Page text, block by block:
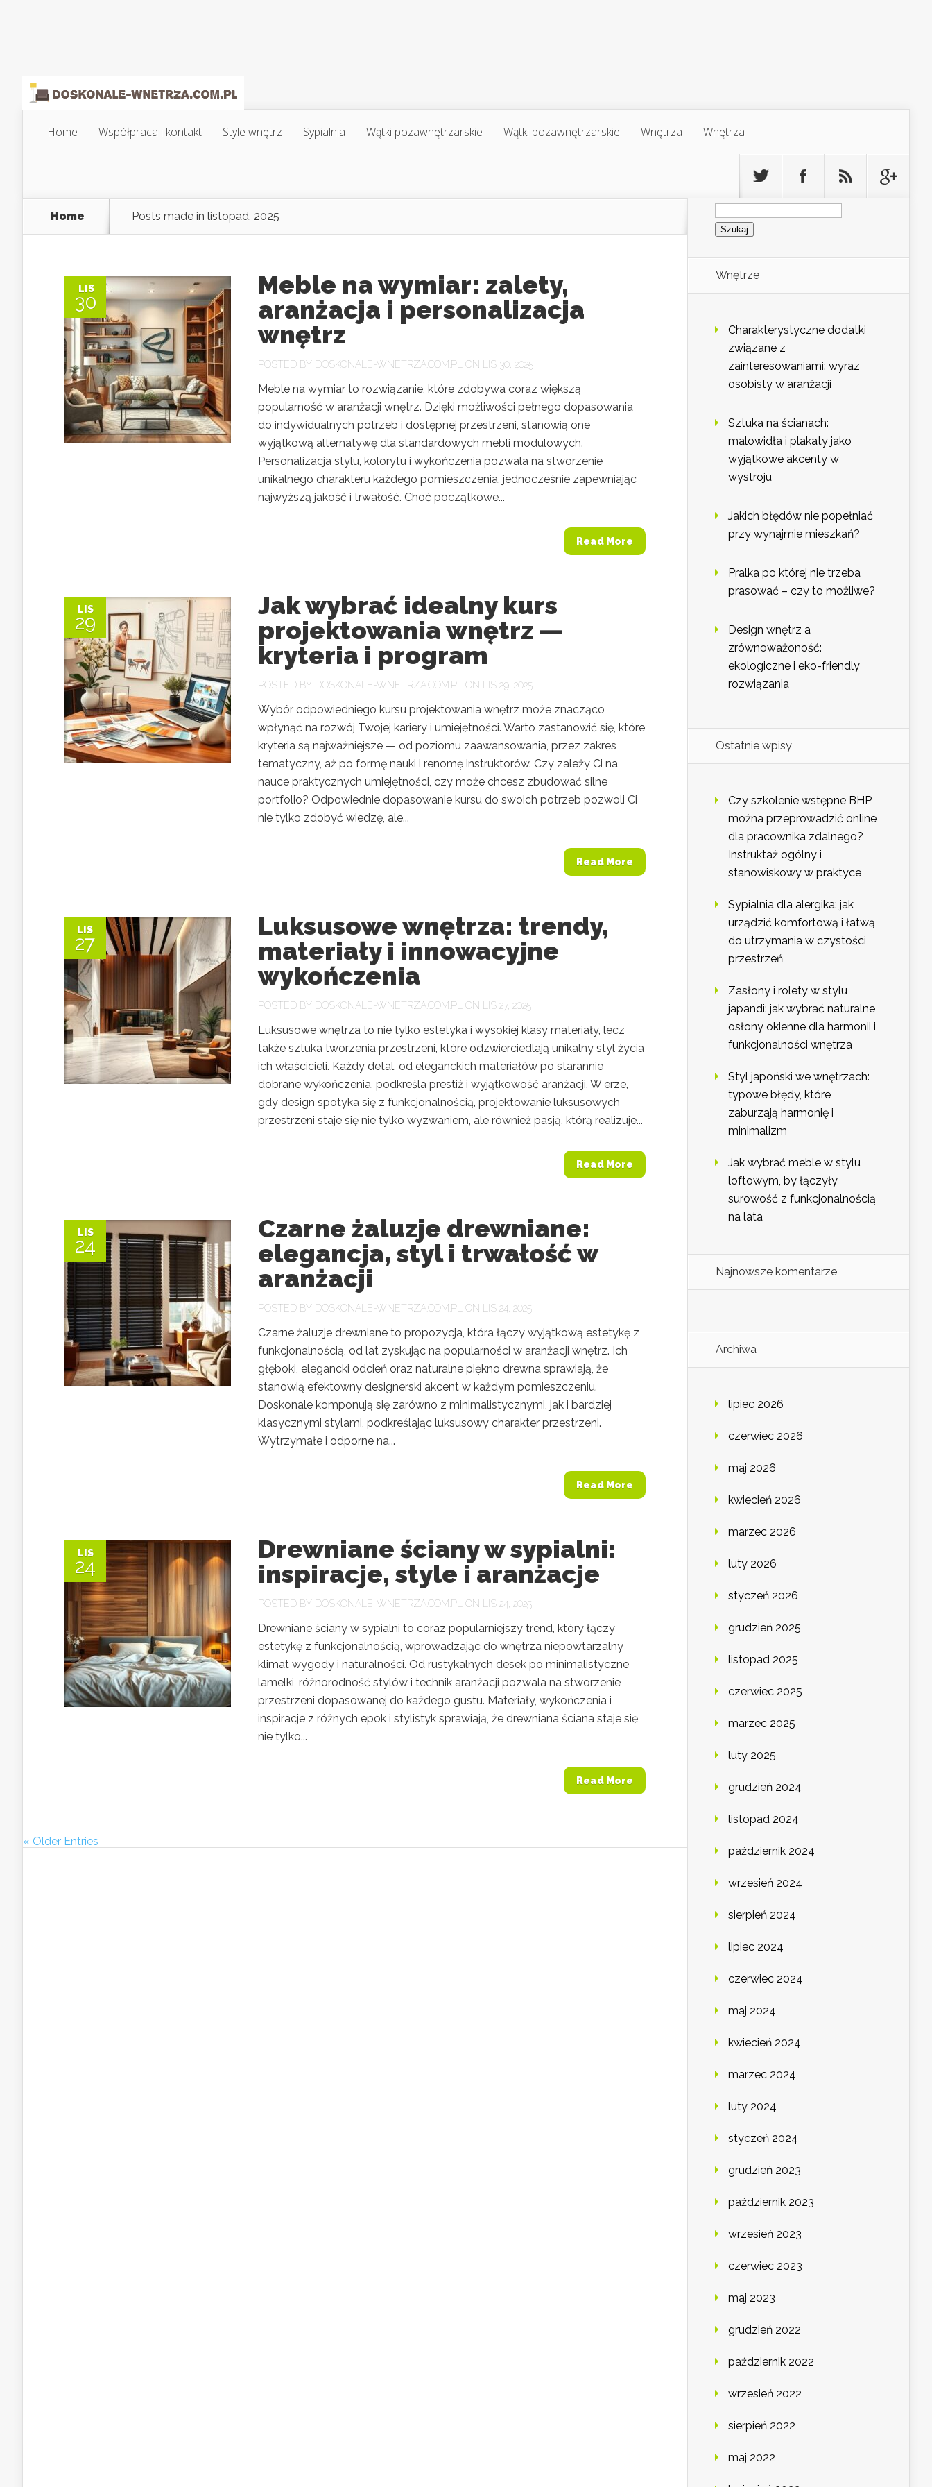
Home Współpraca i kontakt Style wnętrz Sypialnia Wątki pozawnętrzarskie Wątki pozawnętrzarskie Wnętrza Wnętrza
Home Posts made in listopad, 2025
LIS
30
Meble na wymiar: zalety,
aranżacja i personalizacja
wnętrz
POSTED BY DOSKONALE-WNETRZA.COM.PL ON LIS 30, 2025
Meble na wymiar to rozwiązanie, które zdobywa coraz większą
popularność w aranżacji wnętrz. Dzięki możliwości pełnego dopasowania
do indywidualnych potrzeb i dostępnej przestrzeni, stanowią one
wyjątkową alternatywę dla standardowych mebli modulowych.
Personalizacja stylu, kolorytu i wykończenia pozwala na stworzenie
unikalnego charakteru każdego pomieszczenia, jednocześnie zapewniając
najwyższą jakość i trwałość. Choć początkowe...
Read More
LIS
29
Jak wybrać idealny kurs
projektowania wnętrz —
kryteria i program
POSTED BY DOSKONALE-WNETRZA.COM.PL ON LIS 29, 2025
Wybór odpowiedniego kursu projektowania wnętrz może znacząco
wpłynąć na rozwój Twojej kariery i umiejętności. Warto zastanowić się, które
kryteria są najważniejsze — od poziomu zaawansowania, przez zakres
tematyczny, aż po formę nauki i renomę instruktorów. Czy zależy Ci na
nauce praktycznych umiejętności, czy może chcesz zbudować silne
portfolio? Odpowiednie dopasowanie kursu do swoich potrzeb pozwoli Ci
nie tylko zdobyć wiedzę, ale...
Read More
LIS
27
Luksusowe wnętrza: trendy,
materiały i innowacyjne
wykończenia
POSTED BY DOSKONALE-WNETRZA.COM.PL ON LIS 27, 2025
Luksusowe wnętrza to nie tylko estetyka i wysokiej klasy materiały, lecz
także sztuka tworzenia przestrzeni, które odzwierciedlają unikalny styl życia
ich właścicieli. Każdy detal, od eleganckich materiałów po starannie
dobrane wykończenia, podkreśla prestiż i wyjątkowość aranżacji. W erze,
gdy design spotyka się z funkcjonalnością, projektowanie luksusowych
przestrzeni staje się nie tylko wyzwaniem, ale również pasją, którą realizuje...
Read More
LIS
24
Czarne żaluzje drewniane:
elegancja, styl i trwałość w
aranżacji
POSTED BY DOSKONALE-WNETRZA.COM.PL ON LIS 24, 2025
Czarne żaluzje drewniane to propozycja, która łączy wyjątkową estetykę z
funkcjonalnością, od lat zyskując na popularności w aranżacji wnętrz. Ich
głęboki, elegancki odcień oraz naturalne piękno drewna sprawiają, że
stanowią efektowny designerski akcent w każdym pomieszczeniu.
Doskonale komponują się zarówno z minimalistycznymi, jak i bardziej
klasycznymi stylami, podkreślając luksusowy charakter przestrzeni.
Wytrzymałe i odporne na...
Read More
LIS
24
Drewniane ściany w sypialni:
inspiracje, style i aranżacje
POSTED BY DOSKONALE-WNETRZA.COM.PL ON LIS 24, 2025
Drewniane ściany w sypialni to coraz popularniejszy trend, który łączy
estetykę z funkcjonalnością, wprowadzając do wnętrza niepowtarzalny
klimat wygody i naturalności. Od rustykalnych desek po minimalistyczne
lamelki, różnorodność stylów i technik aranżacji pozwala na stworzenie
przestrzeni dopasowanej do każdego gustu. Materiały, wykończenia i
inspiracje z różnych epok i stylistyk sprawiają, że drewniana ściana staje się
nie tylko...
Read More
« Older Entries
Szukaj:
Wnętrze
Charakterystyczne dodatki
związane z
zainteresowaniami: wyraz
osobisty w aranżacji
Sztuka na ścianach:
malowidła i plakaty jako
wyjątkowe akcenty w
wystroju
Jakich błędów nie popełniać
przy wynajmie mieszkań?
Pralka po której nie trzeba
prasować – czy to możliwe?
Design wnętrz a
zrównoważoność:
ekologiczne i eko-friendly
rozwiązania
Ostatnie wpisy
Czy szkolenie wstępne BHP
można przeprowadzić online
dla pracownika zdalnego?
Instruktaż ogólny i
stanowiskowy w praktyce
Sypialnia dla alergika: jak
urządzić komfortową i łatwą
do utrzymania w czystości
przestrzeń
Zasłony i rolety w stylu
japandi: jak wybrać naturalne
osłony okienne dla harmonii i
funkcjonalności wnętrza
Styl japoński we wnętrzach:
typowe błędy, które
zaburzają harmonię i
minimalizm
Jak wybrać meble w stylu
loftowym, by łączyły
surowość z funkcjonalnością
na lata
Najnowsze komentarze
Archiwa
lipiec 2026
czerwiec 2026
maj 2026
kwiecień 2026
marzec 2026
luty 2026
styczeń 2026
grudzień 2025
listopad 2025
czerwiec 2025
marzec 2025
luty 2025
grudzień 2024
listopad 2024
październik 2024
wrzesień 2024
sierpień 2024
lipiec 2024
czerwiec 2024
maj 2024
kwiecień 2024
marzec 2024
luty 2024
styczeń 2024
grudzień 2023
październik 2023
wrzesień 2023
czerwiec 2023
maj 2023
grudzień 2022
październik 2022
wrzesień 2022
sierpień 2022
maj 2022